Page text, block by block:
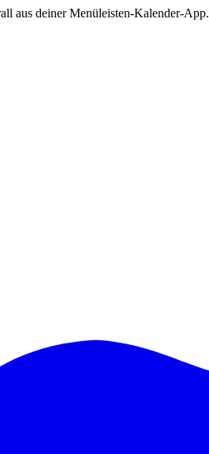
aus deiner Menüleisten-Kalender-App.